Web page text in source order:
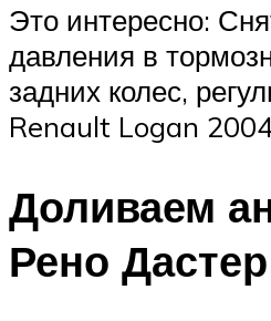
Это интересно:
давления в
задних колес,
Renault Logan
Доливаем
Рено Дастер